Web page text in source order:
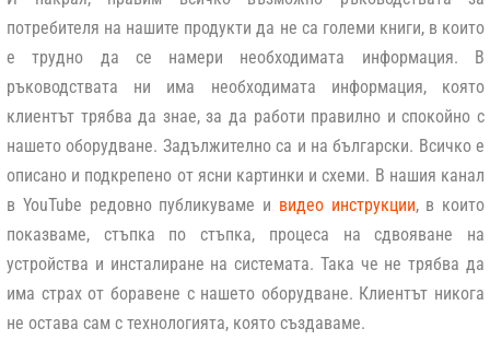
потребителя на нашите продукти да не са големи книги, в които
е трудно да се намери необходимата информация. В
ръководствата ни има необходимата информация, която
клиентът трябва да знае, за да работи правилно и спокойно с
нашето оборудване. Задължително са и на български. Всичко е
описано и подкрепено от ясни картинки и схеми. В нашия канал
в YouTube редовно публикуваме и видео инструкции, в които
показваме, стъпка по стъпка, процеса на сдвояване на
устройства и инсталиране на системата. Така че не трябва да
има страх от боравене с нашето оборудване. Клиентът никога
не остава сам с технологията, която създаваме.